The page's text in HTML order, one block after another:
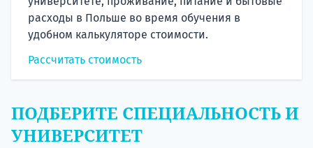
расходы в Польше во время обучения в
удобном калькуляторе стоимости.
Рассчитать стоимость
ПОДБЕРИТЕ СПЕЦИАЛЬНОСТЬ И
УНИВЕРСИТЕТ